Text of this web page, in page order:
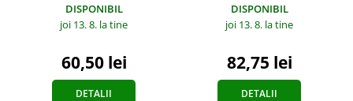
DISPONIBIL
joi 13. 8. la tine
60,50 lei
DETALII
DISPONIBIL
joi 13. 8. la tine
82,75 lei
DETALII